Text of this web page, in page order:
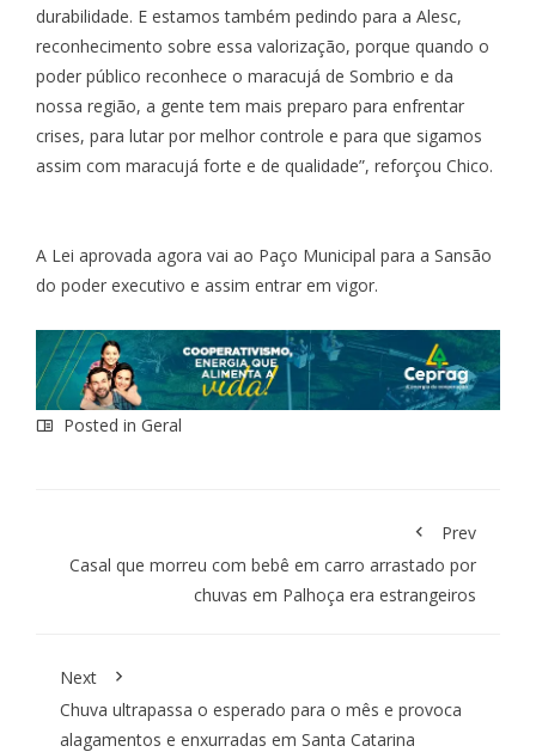
durabilidade. E estamos também pedindo para a Alesc,
reconhecimento sobre essa valorização, porque quando o
poder público reconhece o maracujá de Sombrio e da
nossa região, a gente tem mais preparo para enfrentar
crises, para lutar por melhor controle e para que sigamos
assim com maracujá forte e de qualidade”, reforçou Chico.
A Lei aprovada agora vai ao Paço Municipal para a Sansão
do poder executivo e assim entrar em vigor.
Posted in Geral
Prev
Casal que morreu com bebê em carro arrastado por
chuvas em Palhoça era estrangeiros
Next
Chuva ultrapassa o esperado para o mês e provoca
alagamentos e enxurradas em Santa Catarina